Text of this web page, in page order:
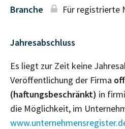
Branche Für registrierte
Jahresabschluss
Es liegt zur Zeit keine
Veröffentlichung der Firma
(haftungsbeschränkt) in
die Möglichkeit, im